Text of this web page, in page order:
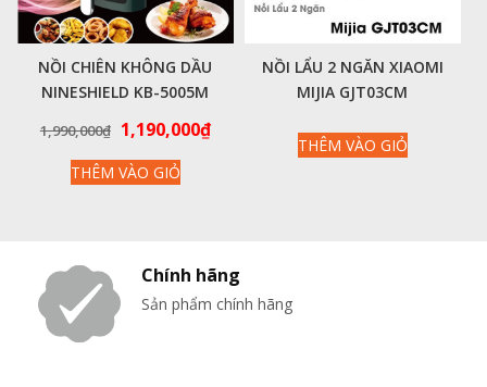
NỒI CHIÊN KHÔNG DẦU
NINESHIELD KB-5005M
1,990,000₫ Giá
là:
1,190,000₫Giá
THÊM VÀO GIỎ
NỒI LẨU 2 NGĂN XIAOMI
MIJIA GJT03CM
THÊM VÀO GIỎ
Chính hãng
Sản phẩm chính hãng